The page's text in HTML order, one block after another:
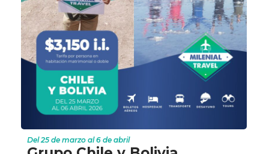
Del 25 de marzo al 6 de abril